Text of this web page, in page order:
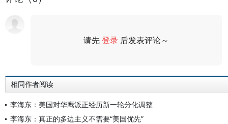
请先登录 后发表评论～
相同作者阅读
李海东：美国对华鹰派正经历新一轮分化调整
李海东：真正的多边主义不需要“美国优先”